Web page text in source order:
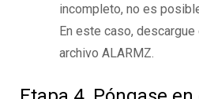
incompleto, no es
En este caso,
archivo ALARMZ.